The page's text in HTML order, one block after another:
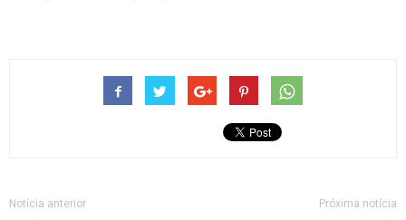
Notícia anterior Próxima notícia